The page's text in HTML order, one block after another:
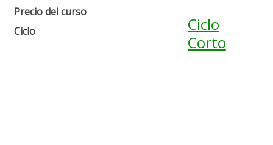
Precio del curso
Ciclo
Ciclo
Corto